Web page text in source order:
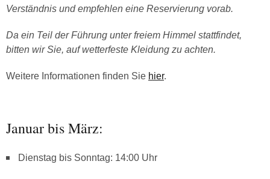
Verständnis und empfehlen eine Reservierung vorab.
Da ein Teil der Führung unter freiem Himmel stattfindet,
bitten wir Sie, auf wetterfeste Kleidung zu achten.
Weitere Informationen finden Sie hier.
Januar bis März:
Dienstag bis Sonntag: 14:00 Uhr